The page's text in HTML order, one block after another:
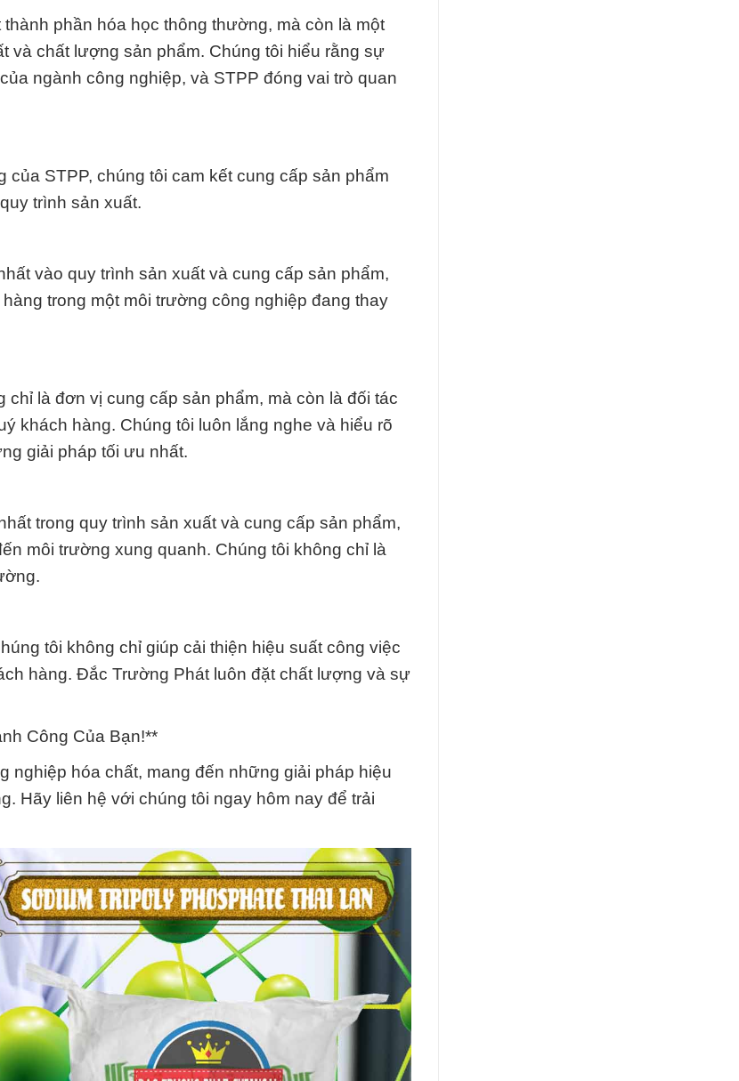
phần hóa học thông thường, mà còn là một
và chất lượng sản phẩm. Chúng tôi hiểu rằng sự
ngành công nghiệp, và STPP đóng vai trò quan
STPP, chúng tôi cam kết cung cấp sản phẩm
trình sản xuất.
vào quy trình sản xuất và cung cấp sản phẩm,
trong một môi trường công nghiệp đang thay
là đơn vị cung cấp sản phẩm, mà còn là đối tác
khách hàng. Chúng tôi luôn lắng nghe và hiểu rõ
giải pháp tối ưu nhất.
trong quy trình sản xuất và cung cấp sản phẩm,
môi trường xung quanh. Chúng tôi không chỉ là
tôi không chỉ giúp cải thiện hiệu suất công việc
hàng. Đắc Trường Phát luôn đặt chất lượng và sự
Công Của Bạn!**
nghiệp hóa chất, mang đến những giải pháp hiệu
Hãy liên hệ với chúng tôi ngay hôm nay để trải